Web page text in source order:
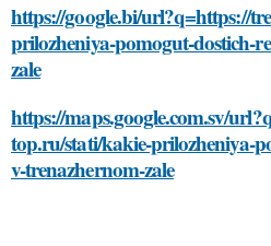
https://google.bi/url?q=https://
prilozheniya-pomogut-dostich-
zale
https://maps.google.com.sv/
top.ru/stati/kakie-prilozheniya-
v-trenazhernom-zale